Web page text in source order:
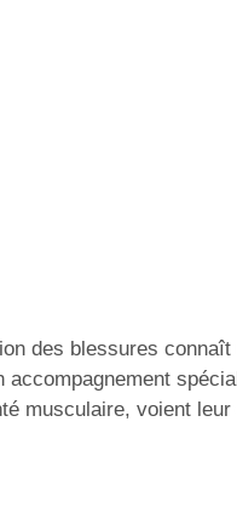
des blessures
musculaire, voient